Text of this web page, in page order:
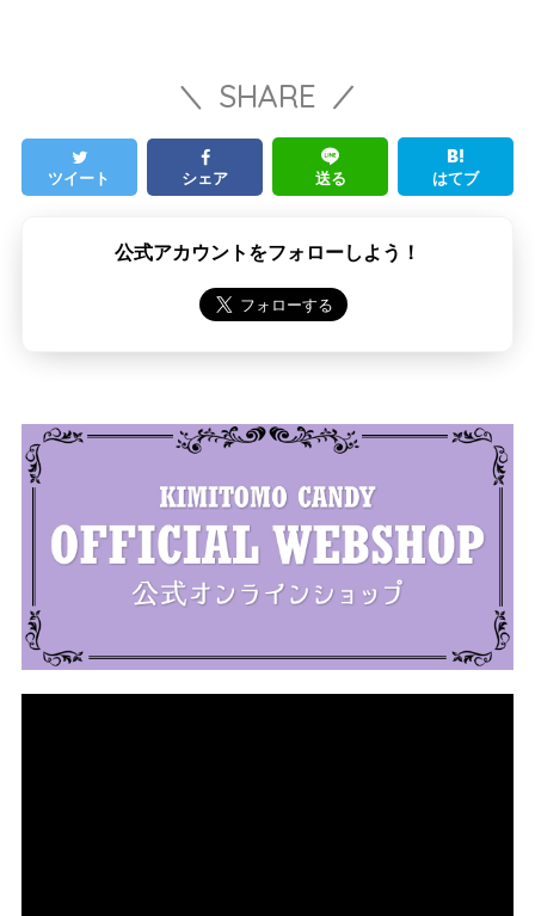
SHARE
ツイート シェア 送る はてブ
公式アカウントをフォローしよう！